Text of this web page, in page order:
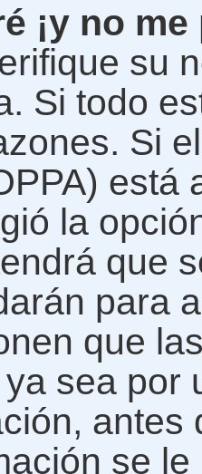
¡y no
su
Si todo
Si
está
la
que
para
que
sea por
antes
se